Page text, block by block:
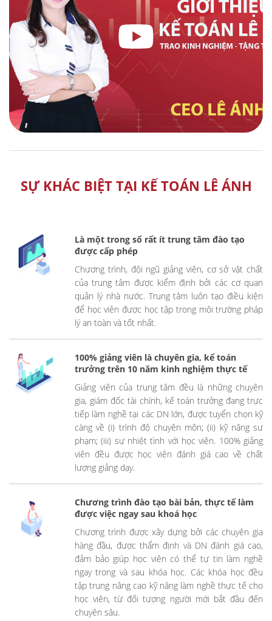
SỰ KHÁC BIỆT TẠI KẾ TOÁN LÊ ÁNH
Là một trong số rất ít trung tâm đào tạo
được cấp phép
Chương trình, đội ngũ giảng viên, cơ sở vật chất
của trung tâm được kiểm định bởi các cơ quan
quản lý nhà nước. Trung tâm luôn tạo điều kiện
để học viên được học tập trong môi trường pháp
lý an toàn và tốt nhất.
100% giảng viên là chuyên gia, kế toán
trưởng trên 10 năm kinh nghiệm thực tế
Giảng viên của trung tâm đều là những chuyên
gia, giám đốc tài chính, kế toán trưởng đang trực
tiếp làm nghề tại các DN lớn, được tuyển chọn kỹ
càng về (i) trình độ chuyên môn; (ii) kỹ năng sư
phạm; (iii) sự nhiệt tình với học viên. 100% giảng
viên đều được học viên đánh giá cao về chất
lượng giảng dạy.
Chương trình đào tạo bài bản, thực tế làm
được việc ngay sau khoá học
Chương trình được xây dựng bởi các chuyên gia
hàng đầu, được thẩm định và DN đánh giá cao,
đảm bảo giúp học viên có thể tự tin làm nghề
ngay trong và sau khóa học. Các khóa học đều
tập trung nâng cao kỹ năng làm nghề thực tế cho
học viên, từ đối tượng người mới bắt đầu đến
chuyên sâu.